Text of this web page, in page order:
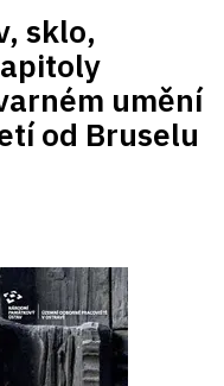
sklo,
umění
od Bruselu